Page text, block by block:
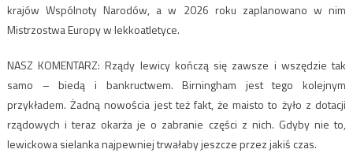
krajów Wspólnoty Narodów, a w 2026 roku zaplanowano w nim
Mistrzostwa Europy w lekkoatletyce.
NASZ KOMENTARZ: Rządy lewicy kończą się zawsze i wszędzie tak
samo – biedą i bankructwem. Birningham jest tego kolejnym
przykładem. Żadną nowościa jest też fakt, że maisto to żyło z dotacji
rządowych i teraz okarża je o zabranie części z nich. Gdyby nie to,
lewickowa sielanka najpewniej trwałaby jeszcze przez jakiś czas.